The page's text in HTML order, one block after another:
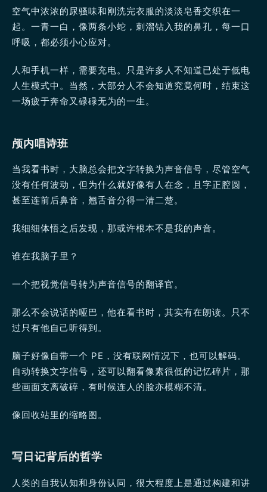
空气中浓浓的尿骚味和刚洗完衣服的淡淡皂香交织在一
起。一青一白，像两条小蛇，刺溜钻入我的鼻孔，每一口
呼吸，都必须小心应对。
人和手机一样，需要充电。只是许多人不知道已处于低电
人生模式中。当然，大部分人不会知道究竟何时，结束这
一场疲于奔命又碌碌无为的一生。
颅内唱诗班
当我看书时，大脑总会把文字转换为声音信号，尽管空气
没有任何波动，但为什么就好像有人在念，且字正腔圆，
甚至连前后鼻音，翘舌音分得一清二楚。
我细细体悟之后发现，那或许根本不是我的声音。
谁在我脑子里？
一个把视觉信号转为声音信号的翻译官。
那么不会说话的哑巴，他在看书时，其实有在朗读。只不
过只有他自己听得到。
脑子好像自带一个 PE，没有联网情况下，也可以解码。
自动转换文字信号，还可以翻看像素很低的记忆碎片，那
些画面支离破碎，有时候连人的脸亦模糊不清。
像回收站里的缩略图。
写日记背后的哲学
人类的自我认知和身份认同，很大程度上是通过构建和讲